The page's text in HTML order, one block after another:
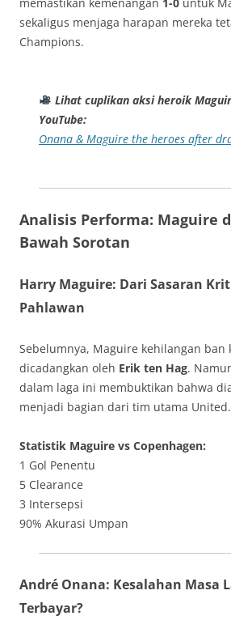
sekaligus menjaga harapan mereka
Champions.
Lihat cuplikan aksi heroik
YouTube:
Onana & Maguire the heroes after
Analisis Performa: Maguire
Bawah Sorotan
Harry Maguire: Dari Sasaran
Pahlawan
Sebelumnya, Maguire kehilangan ban
dicadangkan oleh Erik ten Hag.
dalam laga ini membuktikan bahwa
menjadi bagian dari tim utama United.
Statistik Maguire vs Copenhagen:
1 Gol Penentu
5 Clearance
3 Intersepsi
90% Akurasi Umpan
André Onana: Kesalahan Masa
Terbayar?